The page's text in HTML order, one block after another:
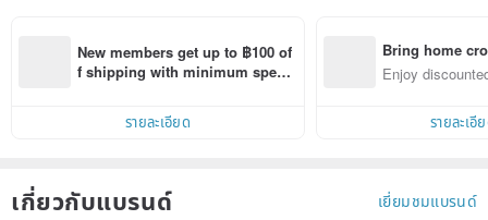
New members get up to ฿100 of
f shipping with minimum spen
within 7 days!
รายละเอียด
Bring home
n with ease
Enjoy
รายละเอี
เกี่ยวกับแบรนด์ เยี่ยมชมแบรนด์